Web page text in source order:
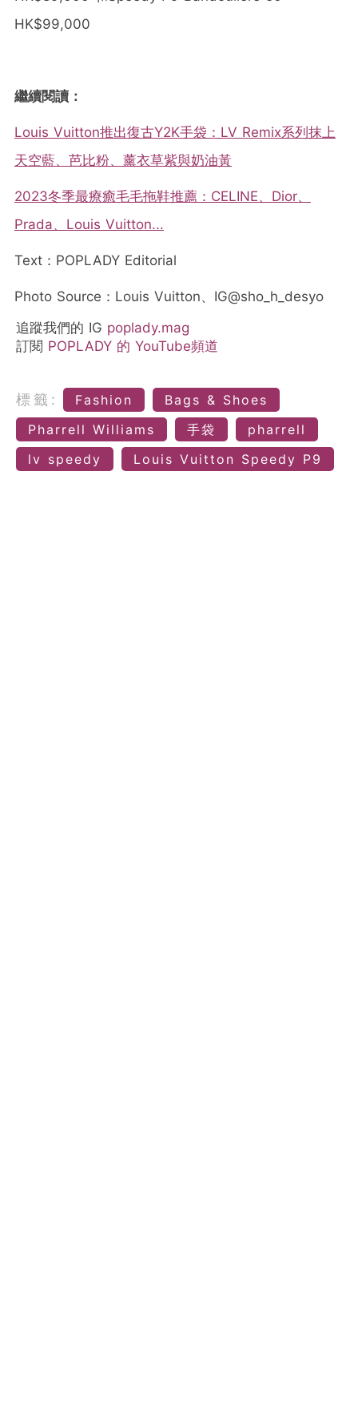
HK$99,000
繼續閱讀：
Louis Vuitton推出復古Y2K手袋：LV Remix系列抹上
天空藍、芭比粉、薰衣草紫與奶油黃
2023冬季最療癒毛毛拖鞋推薦：CELINE、Dior、
Prada、Louis Vuitton...
Text：POPLADY Editorial
Photo Source：Louis Vuitton、IG@sho_h_desyo
追蹤我們的 IG poplady.mag
訂閱 POPLADY 的 YouTube頻道
標籤: Fashion
Bags & Shoes
Pharrell Williams
手袋
pharrell
lv speedy
Louis Vuitton Speedy P9